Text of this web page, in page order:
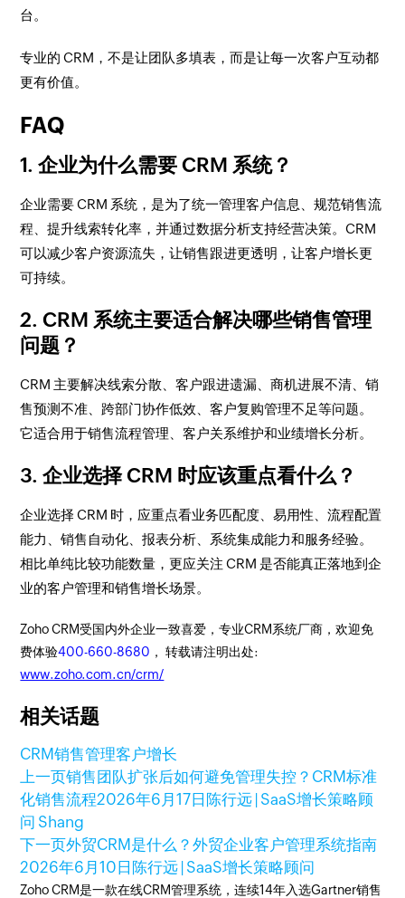
台。
专业的 CRM，不是让团队多填表，而是让每一次客户互动都
更有价值。
FAQ
1. 企业为什么需要 CRM 系统？
企业需要 CRM 系统，是为了统一管理客户信息、规范销售流
程、提升线索转化率，并通过数据分析支持经营决策。CRM
可以减少客户资源流失，让销售跟进更透明，让客户增长更
可持续。
2. CRM 系统主要适合解决哪些销售管理
问题？
CRM 主要解决线索分散、客户跟进遗漏、商机进展不清、销
售预测不准、跨部门协作低效、客户复购管理不足等问题。
它适合用于销售流程管理、客户关系维护和业绩增长分析。
3. 企业选择 CRM 时应该重点看什么？
企业选择 CRM 时，应重点看业务匹配度、易用性、流程配置
能力、销售自动化、报表分析、系统集成能力和服务经验。
相比单纯比较功能数量，更应关注 CRM 是否能真正落地到企
业的客户管理和销售增长场景。
Zoho CRM受国内外企业一致喜爱，专业CRM系统厂商，欢迎免
费体验400-660-8680 ， 转载请注明出处:
www.zoho.com.cn/crm/
相关话题
CRM销售管理客户增长
上一页销售团队扩张后如何避免管理失控？CRM标准
化销售流程2026年6月17日 陈行远 | SaaS增长策略顾
问 Shang
下一页外贸CRM是什么？外贸企业客户管理系统指南
2026年6月10日 陈行远 | SaaS增长策略顾问
Zoho CRM是一款在线CRM管理系统，连续14年入选Gartner销售